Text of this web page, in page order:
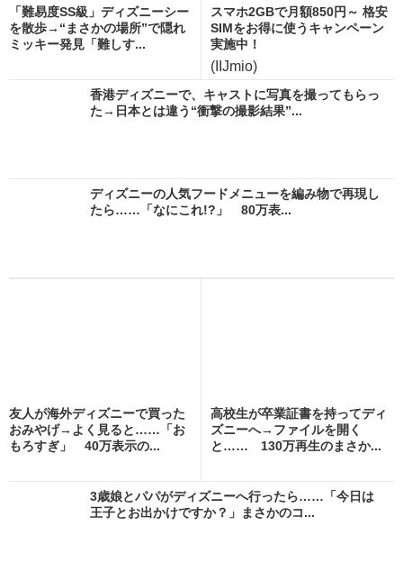
「難易度SS級」ディズニーシー
を散歩→“まさかの場所”で隠れ
ミッキー発見「難しす...
スマホ2GBで月額850円～ 格安
SIMをお得に使うキャンペーン
実施中！
(IIJmio)
香港ディズニーで、キャストに写真を撮ってもらっ
た→日本とは違う“衝撃の撮影結果”...
ディズニーの人気フードメニューを編み物で再現し
たら……「なにこれ!?」 80万表...
友人が海外ディズニーで買った
おみやげ→よく見ると……「お
もろすぎ」 40万表示の...
高校生が卒業証書を持ってディ
ズニーへ→ファイルを開く
と…… 130万再生のまさか...
3歳娘とパパがディズニーへ行ったら……「今日は
王子とお出かけですか？」まさかのコ...